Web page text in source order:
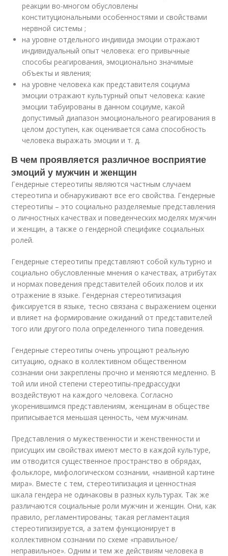
реакции во-многом обусловлены
конституциональными особенностями и свойствами
нервной системы ;
на уровне отдельного индивида эмоции отражают
индивидуальный опыт человека: его привычные
способы реагирования, эмоционально значимые
объекты и явления;
на уровне человека как представителя социума
эмоции отражают культурный опыт человека: какие
эмоции табуированы в данном социуме, какой
допустимый диапазон эмоционального реагирования в
целом доступен, как оценивается сама способность
человека выражать эмоции и т. д.
В чем проявляется различное восприятие
эмоций у мужчин и женщин
Гендерные стереотипы являются частным случаем
стереотипа и обнаруживают все его свойства. Гендерные
стереотипы – это социально разделяемые представления
о личностных качествах и поведенческих моделях мужчин
и женщин, а также о гендерной специфике социальных
ролей.
Гендерные стереотипы представляют собой культурно и
социально обусловленные мнения о качествах, атрибутах
и нормах поведения представителей обоих полов и их
отражение в языке. Гендерная стереотипизация
фиксируется в языке, тесно связана с выражением оценки
и влияет на формирование ожиданий от представителей
того или другого пола определенного типа поведения.
Гендерные стереотипы очень упрощают реальную
ситуацию, однако в коллективном общественном
сознании они закреплены прочно и меняются медленно. В
той или иной степени стереотипы-предрассудки
воздействуют на каждого человека. Согласно
укоренившимся представлениям, женщинам в обществе
приписывается меньшая ценность, чем мужчинам.
Представления о мужественности и женственности и
присущих им свойствах имеют место в каждой культуре,
им отводится существенное пространство в обрядах,
фольклоре, мифологическом сознании, «наивной картине
мира». Вместе с тем, стереотипизация и ценностная
шкала гендера не одинаковы в разных культурах. Так же
различаются социальные роли мужчин и женщин. Они, как
правило, регламентированы; такая регламентация
стереотипизируется, а затем функционирует в
коллективном сознании по схеме «правильное/
неправильное». Одним и тем же действиям человека в